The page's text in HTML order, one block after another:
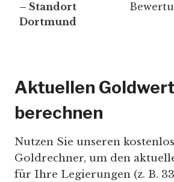
– Standort
Dortmund
Aktuellen Goldwert
berechnen
Nutzen Sie unseren
Goldrechner, um den
für Ihre Legierungen (z. B.